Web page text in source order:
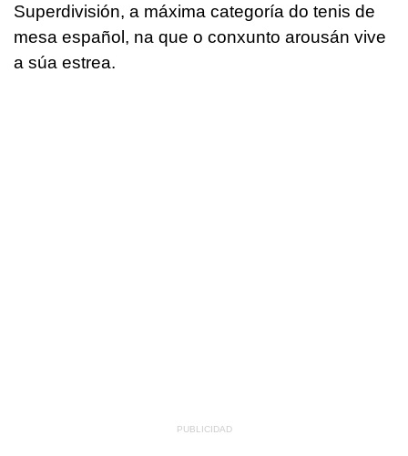
Superdivisión, a máxima categoría do tenis de
mesa español, na que o conxunto arousán vive
a súa estrea.